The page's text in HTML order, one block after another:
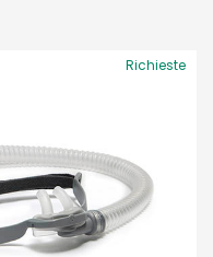
Richieste